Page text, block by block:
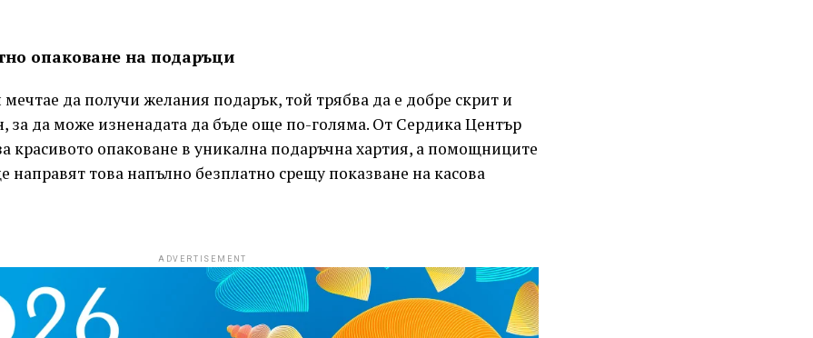
опаковане на подаръци
мечтае да получи желания подарък, той трябва да е добре скрит и
за да може изненадата да бъде още по-голяма. От Сердика Център
красивото опаковане в уникална подаръчна хартия, а помощниците
направят това напълно безплатно срещу показване на касова
ADVERTISEMENT